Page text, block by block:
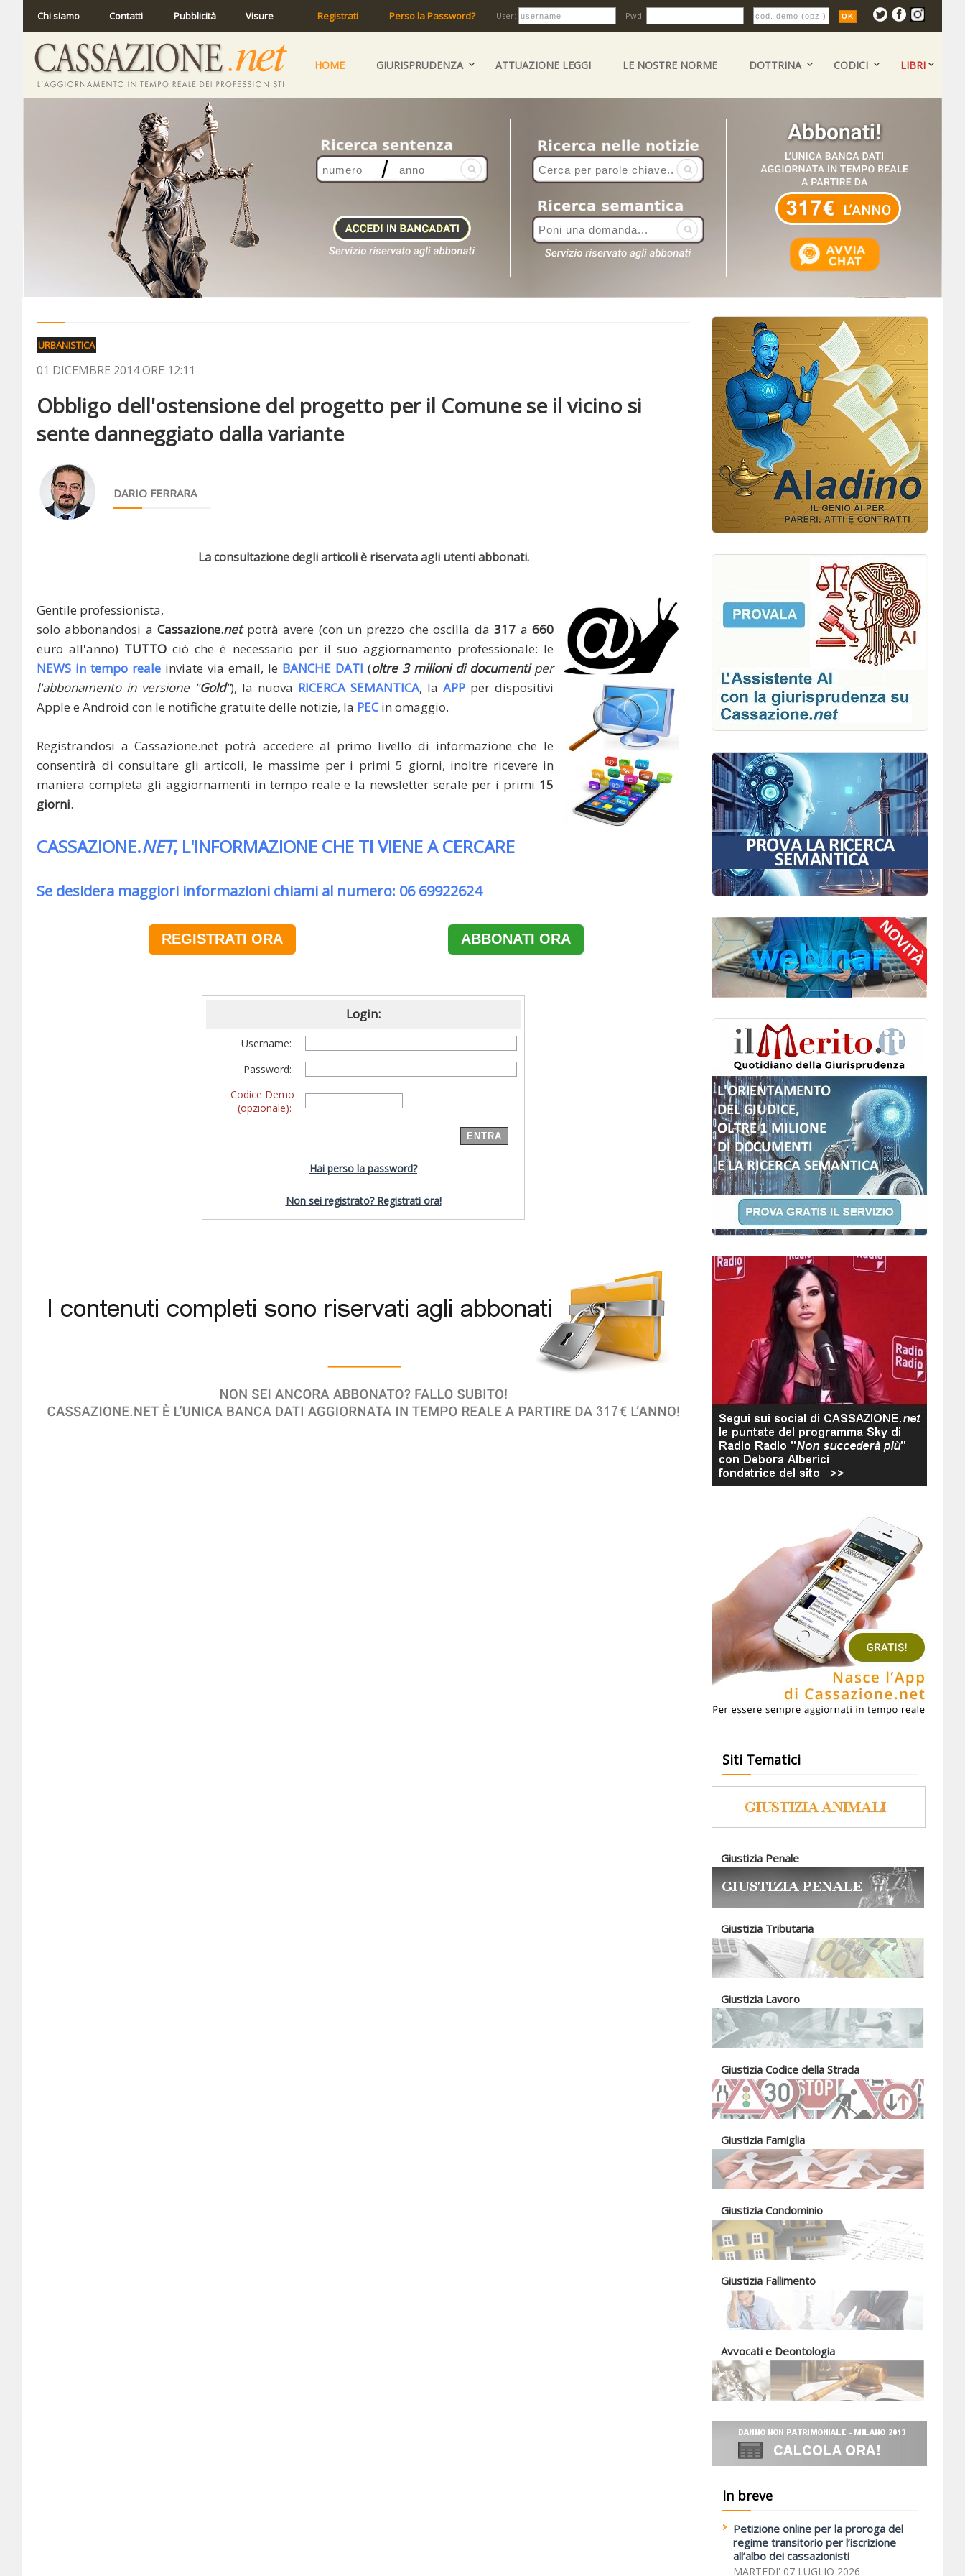
Chi siamo Contatti Pubblicità Visure Registrati Perso la Password? User: Pwd:
HOME GIURISPRUDENZA ATTUAZIONE LEGGI LE NOSTRE NORME DOTTRINA CODICI LIBRI
URBANISTICA
01 DICEMBRE 2014 ORE 12:11
Obbligo dell'ostensione del progetto per il Comune se il vicino si
sente danneggiato dalla variante
DARIO FERRARA
La consultazione degli articoli è riservata agli utenti abbonati.
Gentile professionista,
solo abbonandosi aCassazione.netpotrà avere (con un prezzo che oscilla da317 a660
euro all'anno) TUTTO ciò che è necessario per il suo aggiornamento professionale: le
NEWS in tempo reale inviate via email, le BANCHE DATI (oltre 3 milioni di documentiper
l'abbonamento in versione "Gold"), la nuova RICERCA SEMANTICA, la APP per dispositivi
Apple e Android con le notifiche gratuite delle notizie, la PECin omaggio.
Registrandosi a Cassazione.net potrà accedere al primo livello di informazione che le
consentirà di consultare gli articoli, le massime per i primi 5 giorni, inoltre ricevere in
maniera completa gli aggiornamenti in tempo reale e la newsletter serale per i primi 15
giorni.
CASSAZIONE.NET, L'INFORMAZIONE CHE TI VIENE A CERCARE
Se desidera maggiori informazioni chiami al numero: 06 69922624
REGISTRATI ORA ABBONATI ORA
Login:
Username:
Password:
Codice Demo
(opzionale):
Hai perso la password?
Non sei registrato? Registrati ora!
Siti Tematici
Giustizia Penale
Giustizia Tributaria
Giustizia Lavoro
Giustizia Codice della Strada
Giustizia Famiglia
Giustizia Condominio
Giustizia Fallimento
Avvocati e Deontologia
In breve
Petizione online per la proroga del
regime transitorio per l’iscrizione
all’albo dei cassazionisti
MARTEDI' 07 LUGLIO 2026